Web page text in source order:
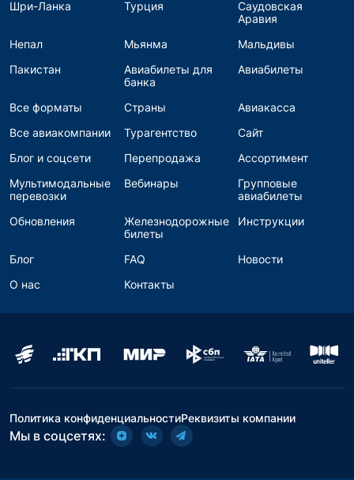
Шри-Ланка
Турция
Саудовская
Аравия
Непал
Мьянма
Мальдивы
Пакистан
Авиабилеты для
банка
Авиабилеты
Все форматы Страны
Авиакасса
Все авиакомпании
Турагентство
Сайт
Блог и соцсети
Перепродажа
Ассортимент
Мультимодальные
перевозки
Вебинары
Групповые
авиабилеты
Обновления
Железнодорожные
билеты
Инструкции
Блог FAQ
Новости
О нас
Контакты
Политика конфиденциальностиРеквизиты компании
Мы в соцсетях: